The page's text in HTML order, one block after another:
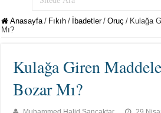
Anasayfa / Fıkıh / İbadetler / Oruç / Kulağa
Mı?
Kulağa Giren
Bozar Mı?